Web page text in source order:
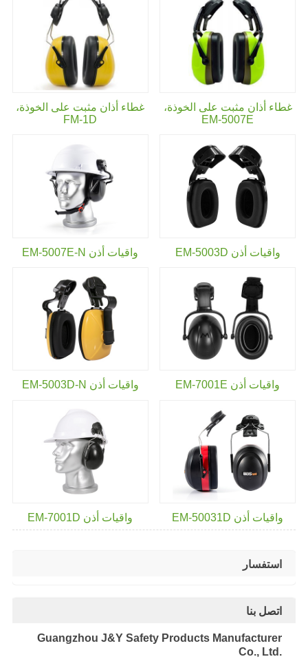
غطاء أذان مثبت على الخوذة،
EM-5007E
غطاء أذان مثبت على الخوذة،
FM-1D
واقيات أذن EM-5003D واقيات أذن EM-5007E-N
واقيات أذن EM-7001E واقيات أذن EM-5003D-N
واقيات أذن EM-50031D واقيات أذن EM-7001D
استفسار
اتصل بنا
Guangzhou J&Y Safety Products Manufacturer
Co., Ltd.